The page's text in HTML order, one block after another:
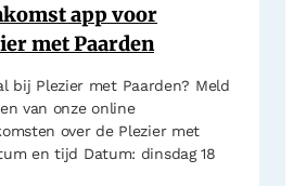
app voor
met Paarden
bij Plezier met Paarden? Meld
van onze online
over de Plezier met
en tijd Datum: dinsdag 18